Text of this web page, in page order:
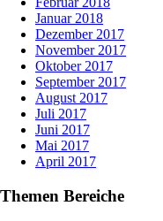
Januar 2018
Dezember 2017
November 2017
Oktober 2017
September 2017
August 2017
Juli 2017
Juni 2017
Mai 2017
April 2017
Themen Bereiche